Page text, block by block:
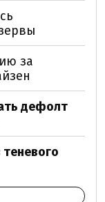
за
дефолт